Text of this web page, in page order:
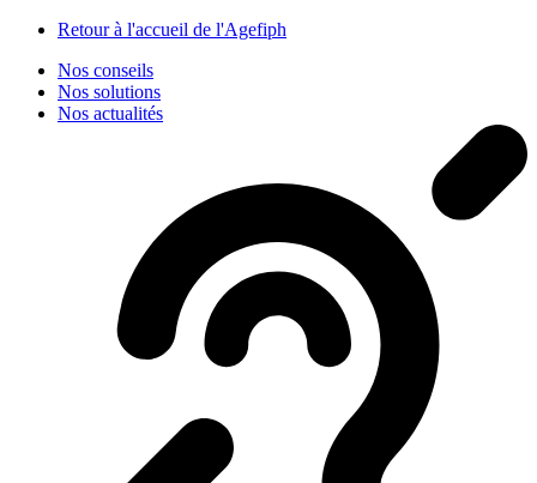
Retour à l'accueil de l'Agefiph
Nos conseils
Nos solutions
Nos actualités